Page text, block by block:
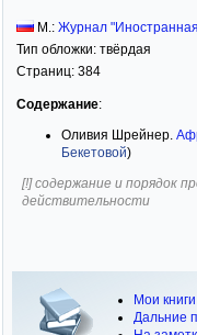
М.: Журнал
Тип обложки: твёрдая
Страниц: 384
Содержание:
Оливия Шрейнер.
Бекетовой)
[!] содержание и порядок
действительности
Мои книги
Дальние